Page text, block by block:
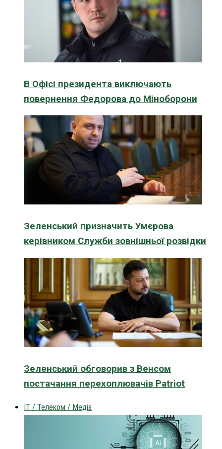
В Офісі президента виключають
повернення Федорова до Міноборони
Зеленський призначить Умєрова
керівником Служби зовнішньої розвідки
Зеленський обговорив з Венсом
постачання перехоплювачів Patriot
IT / Телеком / Медіа